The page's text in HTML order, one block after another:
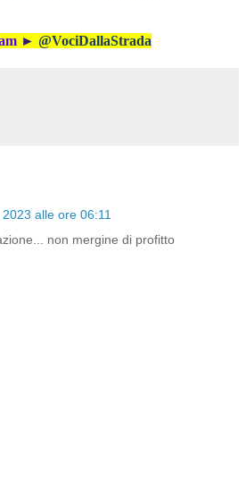
► @VociDallaStrada
alle ore 06:11
non mergine di profitto